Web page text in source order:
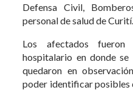
Defensa Civil,
personal de salud de Curití.
Los afectados
hospitalario en donde
quedaron en
poder identificar posibles